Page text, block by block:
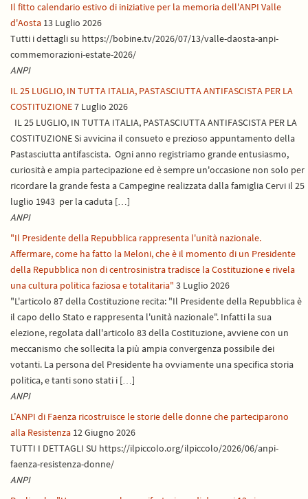
Il fitto calendario estivo di iniziative per la memoria dell'ANPI Valle
d'Aosta 13 Luglio 2026
Tutti i dettagli su https://bobine.tv/2026/07/13/valle-daosta-anpi-
commemorazioni-estate-2026/
ANPI
IL 25 LUGLIO, IN TUTTA ITALIA, PASTASCIUTTA ANTIFASCISTA PER LA
COSTITUZIONE7 Luglio 2026
IL 25 LUGLIO, IN TUTTA ITALIA, PASTASCIUTTA ANTIFASCISTA PER LA
COSTITUZIONE Si avvicina il consueto e prezioso appuntamento della
Pastasciutta antifascista. Ogni anno registriamo grande entusiasmo,
curiosità e ampia partecipazione ed è sempre un'occasione non solo per
ricordare la grande festa a Campegine realizzata dalla famiglia Cervi il 25
luglio 1943 per la caduta […]
ANPI
"Il Presidente della Repubblica rappresenta l'unità nazionale.
Affermare, come ha fatto la Meloni, che è il momento di un Presidente
della Repubblica non di centrosinistra tradisce la Costituzione e rivela
una cultura politica faziosa e totalitaria" 3 Luglio 2026
"L'articolo 87 della Costituzione recita: "Il Presidente della Repubblica è
il capo dello Stato e rappresenta l'unità nazionale". Infatti la sua
elezione, regolata dall'articolo 83 della Costituzione, avviene con un
meccanismo che sollecita la più ampia convergenza possibile dei
votanti. La persona del Presidente ha ovviamente una specifica storia
politica, e tanti sono stati i […]
ANPI
L’ANPI di Faenza ricostruisce le storie delle donne che parteciparono
alla Resistenza 12 Giugno 2026
TUTTI I DETTAGLI SU https://ilpiccolo.org/ilpiccolo/2026/06/anpi-
faenza-resistenza-donne/
ANPI